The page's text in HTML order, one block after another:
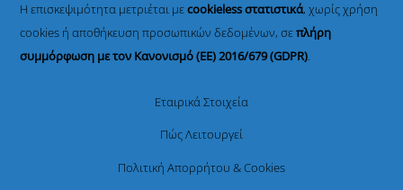
Η επισκεψιμότητα μετριέται μεcookieless στατιστικά, χωρίς χρήση
cookies ή αποθήκευση προσωπικών δεδομένων, σεπλήρη
συμμόρφωση με τον Κανονισμό (ΕΕ) 2016/679 (GDPR).
Εταιρικά Στοιχεία
Πώς Λειτουργεί
Πολιτική Απορρήτου & Cookies